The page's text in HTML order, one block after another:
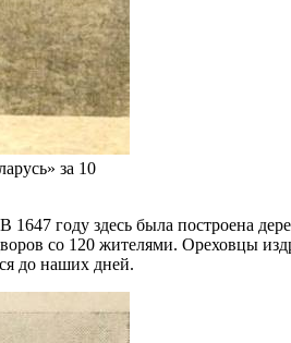
за 10
году здесь была построена
со 120 жителями. Ореховцы
до наших дней.